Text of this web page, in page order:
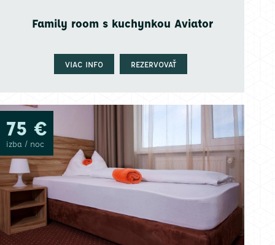
Family room s kuchynkou Aviator
VIAC INFO REZERVOVAŤ
75 €
izba / noc